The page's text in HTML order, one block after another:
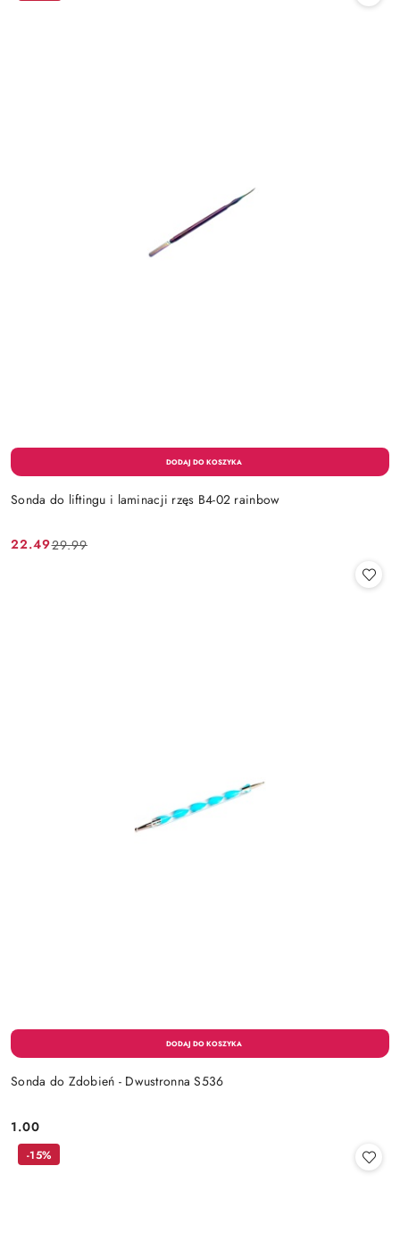
Sonda do liftingu i laminacji rzęs B4-02 rainbow
Cena
22.49
Cena 29.99
Sonda do Zdobień - Dwustronna S536
Cena:
1.00
-15%